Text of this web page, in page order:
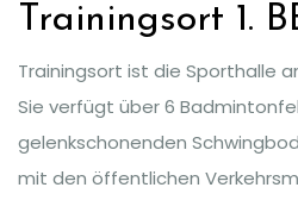
Trainingsort 1.
Trainingsort ist die Sporthalle
Sie verfügt über 6
gelenkschonenden
mit den öffentlichen